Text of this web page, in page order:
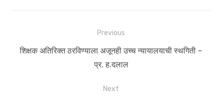
navigation
Previous
Previous
शिक्षक अतिरिक्त ठरविण्याला अजूनही उच्च न्यायालयाची स्थगिती –
प्र. ह.दलाल
Next